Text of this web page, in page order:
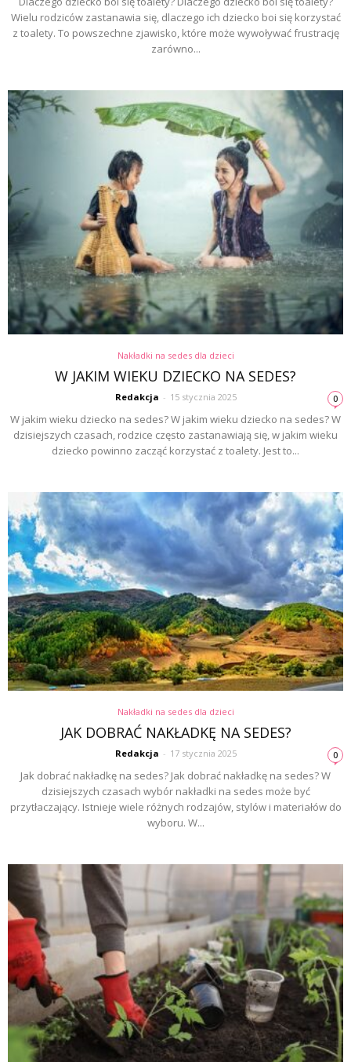
Wielu rodziców zastanawia się, dlaczego ich dziecko boi się korzystać
z toalety. To powszechne zjawisko, które może wywoływać frustrację
zarówno...
Nakładki na sedes dla dzieci
W JAKIM WIEKU DZIECKO NA SEDES?
Redakcja - 15 stycznia 2025 0
W jakim wieku dziecko na sedes? W jakim wieku dziecko na sedes? W
dzisiejszych czasach, rodzice często zastanawiają się, w jakim wieku
dziecko powinno zacząć korzystać z toalety. Jest to...
Nakładki na sedes dla dzieci
JAK DOBRAĆ NAKŁADKĘ NA SEDES?
Redakcja - 17 stycznia 2025 0
Jak dobrać nakładkę na sedes? Jak dobrać nakładkę na sedes? W
dzisiejszych czasach wybór nakładki na sedes może być
przytłaczający. Istnieje wiele różnych rodzajów, stylów i materiałów do
wyboru. W...